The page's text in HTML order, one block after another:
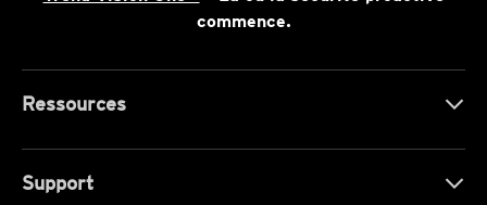
commence.
Ressources
Support